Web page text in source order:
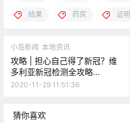
结果 药房 证明
小岛新闻 本地资讯
攻略 | 担心自己得了新冠？维
多利亚新冠检测全攻略...
2020-11-29 11:51:36
猜你喜欢